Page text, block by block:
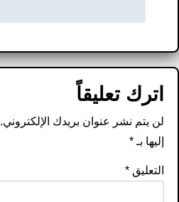
اترك تعليقاً
لن يتم نشر عنوان بريدك الإلكتروني.
إليها بـ*
التعليق*